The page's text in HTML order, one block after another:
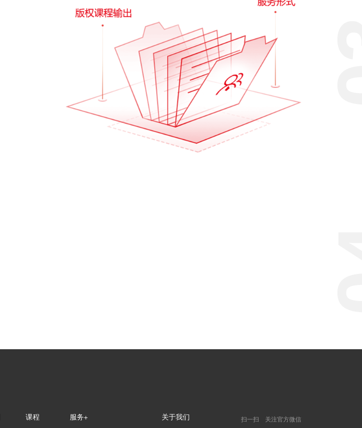
课程 服务+ 关于我们 扫一扫 关注官方微信